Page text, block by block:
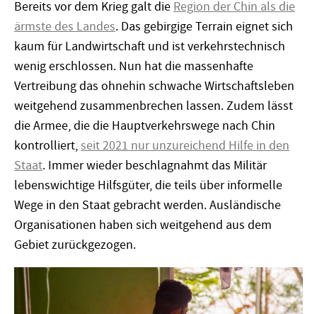
Bereits vor dem Krieg galt die Region der Chin als die
ärmste des Landes. Das gebirgige Terrain eignet sich
kaum für Landwirtschaft und ist verkehrstechnisch
wenig erschlossen. Nun hat die massenhafte
Vertreibung das ohnehin schwache Wirtschaftsleben
weitgehend zusammenbrechen lassen. Zudem lässt
die Armee, die die Hauptverkehrswege nach Chin
kontrolliert,seit 2021 nur unzureichend Hilfe in den
Staat. Immer wieder beschlagnahmt das Militär
lebenswichtige Hilfsgüter, die teils über informelle
Wege in den Staat gebracht werden. Ausländische
Organisationen haben sich weitgehend aus dem
Gebiet zurückgezogen.